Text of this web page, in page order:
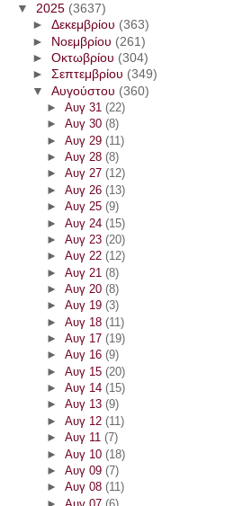
▼ 2025 (3637)
► Δεκεμβρίου (363)
► Νοεμβρίου (261)
► Οκτωβρίου (304)
► Σεπτεμβρίου (349)
▼ Αυγούστου (360)
► Αυγ 31 (22)
► Αυγ 30 (8)
► Αυγ 29 (11)
► Αυγ 28 (8)
► Αυγ 27 (12)
► Αυγ 26 (13)
► Αυγ 25 (9)
► Αυγ 24 (15)
► Αυγ 23 (20)
► Αυγ 22 (12)
► Αυγ 21 (8)
► Αυγ 20 (8)
► Αυγ 19 (3)
► Αυγ 18 (11)
► Αυγ 17 (19)
► Αυγ 16 (9)
► Αυγ 15 (20)
► Αυγ 14 (15)
► Αυγ 13 (9)
► Αυγ 12 (11)
► Αυγ 11 (7)
► Αυγ 10 (18)
► Αυγ 09 (7)
► Αυγ 08 (11)